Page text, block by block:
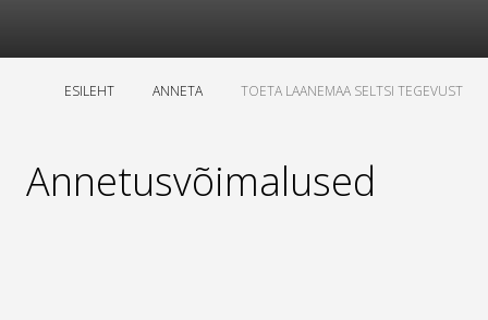
ESILEHT ANNETA TOETA LAANEMAA SELTSI TEGEVUST
Annetusvõimalused